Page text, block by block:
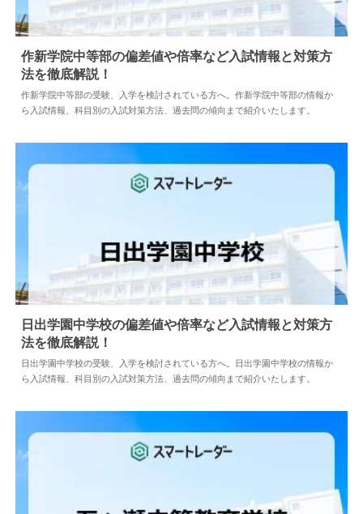
中学情報 2024.04.02
作新学院中等部の偏差値や倍率など入試情報と対策方
法を徹底解説！
作新学院中等部の受験、入学を検討されている方へ。作新学院中等部の情報か
ら入試情報、科目別の入試対策方法、過去問の傾向まで紹介いたします。
中学情報 2026.07.28
日出学園中学校の偏差値や倍率など入試情報と対策方
法を徹底解説！
日出学園中学校の受験、入学を検討されている方へ。日出学園中学校の情報か
ら入試情報、科目別の入試対策方法、過去問の傾向まで紹介いたします。